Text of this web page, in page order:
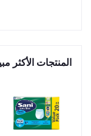
المنتجات الأكثر